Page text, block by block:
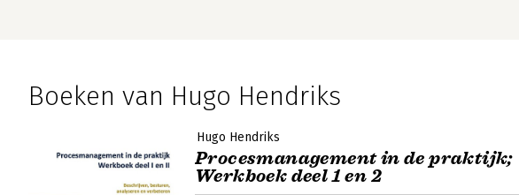
Boeken van Hugo Hendriks
Hugo Hendriks
Procesmanagement in de praktijk;
Werkboek deel 1 en 2